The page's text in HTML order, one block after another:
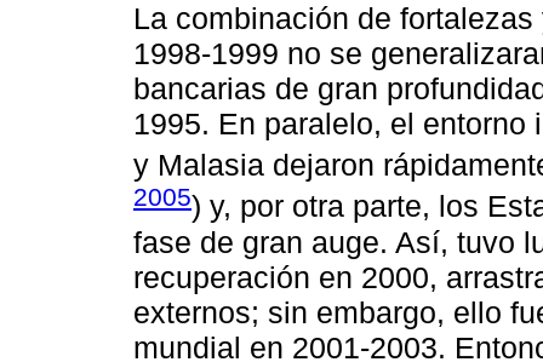
La combinación de
1998-1999 no se
bancarias de gran
1995. En paralelo, el entorno
y Malasia dejaron
2005) y, por otra parte, los
fase de gran auge. Así, tuvo
recuperación en 2000,
externos; sin embargo, ello
mundial en 2001-2003.